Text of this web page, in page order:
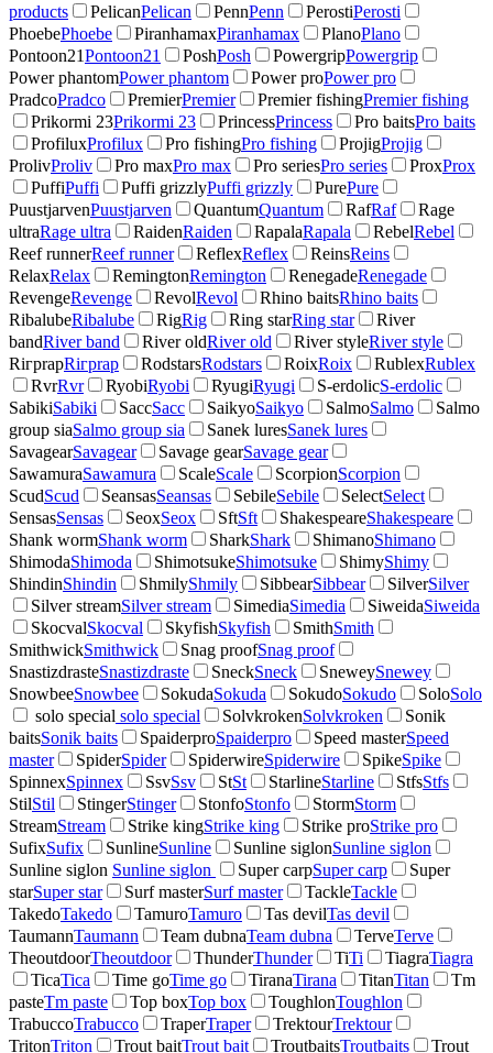
products
PelicanPelican PennPenn PerostiPerosti
PhoebePhoebe PiranhamaxPiranhamax PlanoPlano
Pontoon21Pontoon21 PoshPosh PowergripPowergrip
Power phantomPower phantom Power proPower pro
PradcoPradco PremierPremier Premier fishingPremier fishing
Prikormi 23Prikormi 23 PrincessPrincess Pro baitsPro baits
ProfiluxProfilux Pro fishingPro fishing ProjigProjig
ProlivProliv Pro maxPro max Pro seriesPro series ProxProx
PuffiPuffi Puffi grizzlyPuffi grizzly PurePure
PuustjarvenPuustjarven QuantumQuantum RafRaf
Rage
ultraRage ultra RaidenRaiden RapalaRapala RebelRebel
Reef runnerReef runner ReflexReflex ReinsReins
RelaxRelax RemingtonRemington RenegadeRenegade
RevengeRevenge RevolRevol Rhino baitsRhino baits
RibalubeRibalube RigRig Ring starRing star
River
bandRiver band River oldRiver old River styleRiver style
RiгрrapRiгрrap RodstarsRodstars RoixRoix RublexRublex
RvrRvr RyobiRyobi RyugiRyugi S-erdolicS-erdolic
SabikiSabiki SaccSacc SaikyoSaikyo SalmoSalmo
Salmo
group siaSalmo group sia Sanek luresSanek lures
SavagearSavagear Savage gearSavage gear
SawamuraSawamura ScaleScale ScorpionScorpion
ScudScud SeansasSeansas SebileSebile SelectSelect
SensasSensas SeoxSeox SftSft ShakespeareShakespeare
Shank wormShank worm SharkShark ShimanoShimano
ShimodaShimoda ShimotsukeShimotsuke ShimyShimy
ShindinShindin ShmilyShmily SibbearSibbear SilverSilver
Silver streamSilver stream SimediaSimedia SiweidaSiweida
SkocvalSkocval SkyfishSkyfish SmithSmith
SmithwickSmithwick Snag proofSnag proof
SnastizdrasteSnastizdraste SneckSneck SneweySnewey
SnowbeeSnowbee SokudaSokuda SokudoSokudo SoloSolo
solo special solo special SolvkrokenSolvkroken
Sonik
baitsSonik baits SpaiderproSpaiderpro Speed masterSpeed
master
SpiderSpider SpiderwireSpiderwire SpikeSpike
SpinnexSpinnex SsvSsv StSt StarlineStarline StfsStfs
StilStil StingerStinger StonfoStonfo StormStorm
StreamStream Strike kingStrike king Strike proStrike pro
SufixSufix SunlineSunline Sunline siglonSunline siglon
Sunline siglon Sunline siglon Super carpSuper carp
Super
starSuper star Surf masterSurf master TackleTackle
TakedoTakedo TamuroTamuro Tas devilTas devil
TaumannTaumann Team dubnaTeam dubna TerveTerve
TheoutdoorTheoutdoor ThunderThunder TiTi TiagraTiagra
TicaTica Time goTime go TiranaTirana TitanTitan
Tm
pasteTm paste Top boxTop box ToughlonToughlon
TrabuccoTrabucco TraperTraper TrektourTrektour
TritonTriton Trout baitTrout bait TroutbaitsTroutbaits
Trout